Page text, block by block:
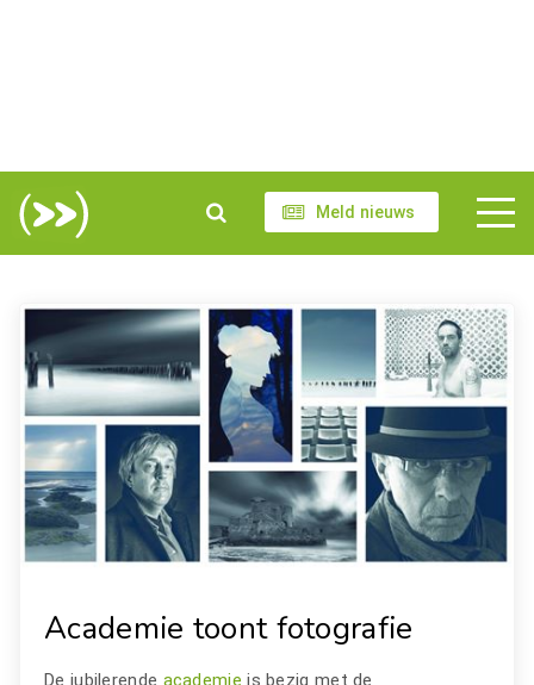
Meld nieuws
Academie toont fotografie
De jubilerende academieis bezig met de